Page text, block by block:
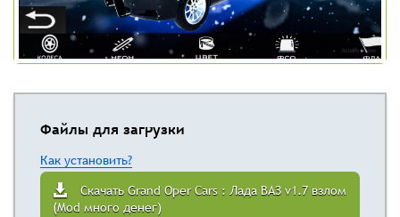
Файлы для загрузки
Как установить?
Скачать Grand Oper Cars : Лада ВАЗ v1.7 взлом
(Mod много денег)